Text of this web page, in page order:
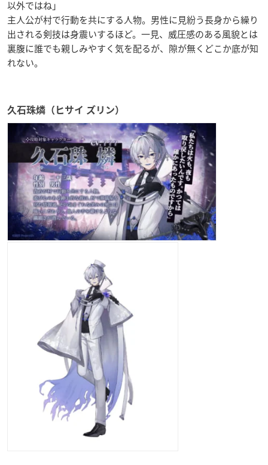
以外ではね」
主人公が村で行動を共にする人物。男性に見紛う長身から繰り
出される剣技は身震いするほど。一見、威圧感のある風貌とは
裏腹に誰でも親しみやすく気を配るが、隙が無くどこか底が知
れない。
久石珠燐（ヒサイ ズリン）